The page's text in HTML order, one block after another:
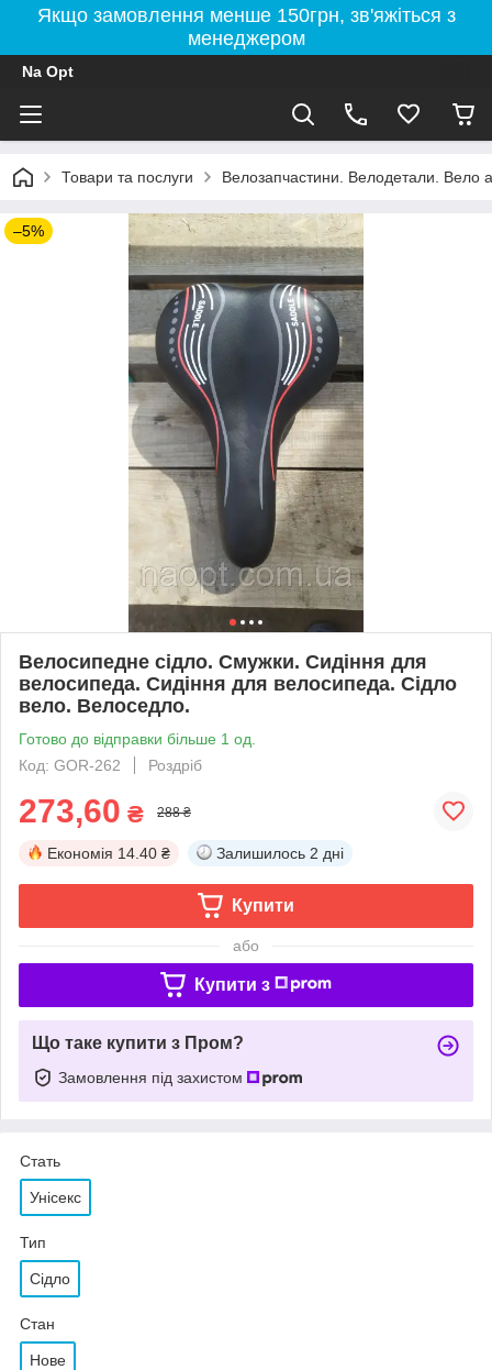
Якщо замовлення менше 150грн, зв'яжіться з
менеджером
Na Opt
Товари та послуги Велозапчастини. Велодетали. Вело
–5%
Велосипедне сідло. Смужки. Сидіння для
велосипеда. Сидіння для велосипеда. Сідло
вело. Велоседло.
Готово до відправки більше 1 од.
Код: GOR-262
Роздріб
273,60 ₴ 288 ₴
Економія 14.40 ₴ Залишилось 2 дні
Купити
або
Купити з
Що таке купити з Пром?
Замовлення під захистом
Стать
Унісекс
Тип
Сідло
Стан
Нове